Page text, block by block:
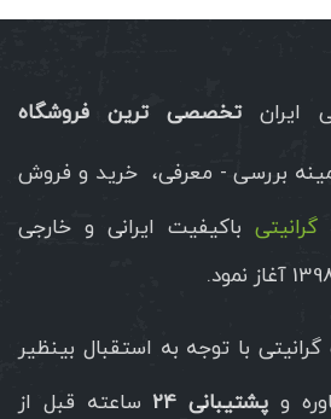
ایرانتخصصی ترین فروشگاه
بررسی - معرفی، خرید و فروش
باکیفیت ایرانی و خارجی
با توجه به استقبال بینظیر
و پشتیبانی 24 ساعته قبل از